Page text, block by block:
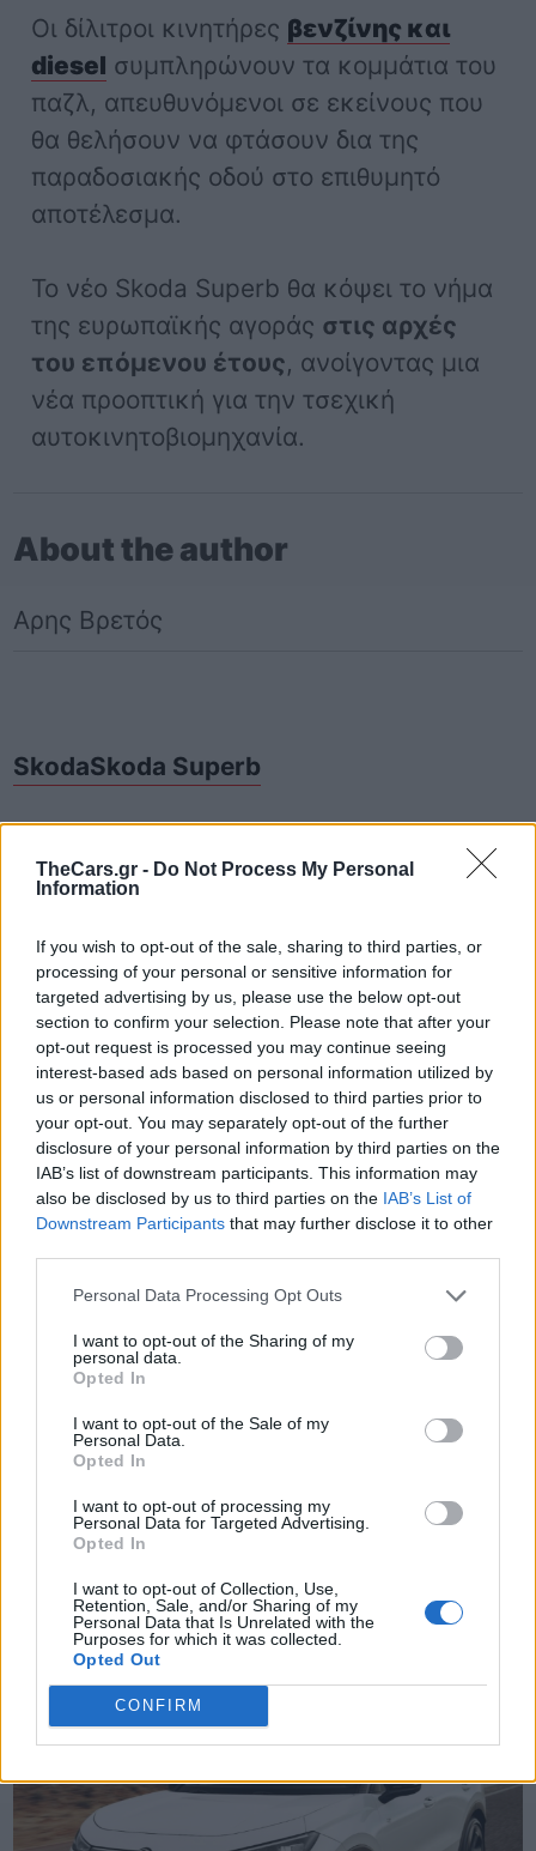
TheCars.gr - Do Not Process My Personal
Information
If you wish to opt-out of the sale, sharing to third parties, or
processing of your personal or sensitive information for
targeted advertising by us, please use the below opt-out
section to confirm your selection. Please note that after your
opt-out request is processed you may continue seeing
interest-based ads based on personal information utilized by
us or personal information disclosed to third parties prior to
your opt-out. You may separately opt-out of the further
disclosure of your personal information by third parties on the
IAB’s list of downstream participants. This information may
also be disclosed by us to third parties on the IAB’s List of
Downstream Participants that may further disclose it to other
Personal Data Processing Opt Outs
I want to opt-out of the Sharing of my
personal data.
Opted In
I want to opt-out of the Sale of my
Personal Data.
Opted In
I want to opt-out of processing my
Personal Data for Targeted Advertising.
Opted In
I want to opt-out of Collection, Use,
Retention, Sale, and/or Sharing of my
Personal Data that Is Unrelated with the
Purposes for which it was collected.
Opted Out
CONFIRM
Οι δίλιτροι κινητήρες βενζίνης και
diesel συμπληρώνουν τα κομμάτια του
παζλ, απευθυνόμενοι σε εκείνους που
θα θελήσουν να φτάσουν δια της
παραδοσιακής οδού στο επιθυμητό
αποτέλεσμα.
Το νέο Skoda Superb θα κόψει το νήμα
της ευρωπαϊκής αγοράς στις αρχές
του επόμενου έτους, ανοίγοντας μια
νέα προοπτική για την τσεχική
αυτοκινητοβιομηχανία.
About the author
Αρης Βρετός
SkodaSkoda Superb
Δείτε επίσης
TheCars.gr|19/02/2026 18:00
Δοκιμάζουμε το οικογενειακό
ηλεκτρικό Omoda 5